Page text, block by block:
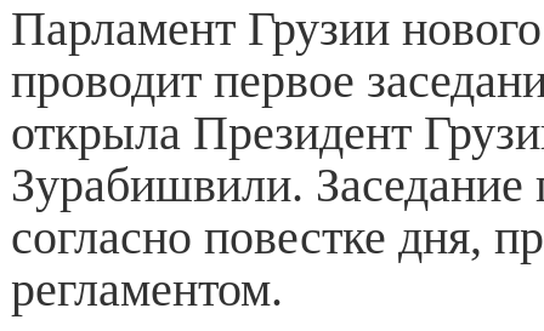
Парламент Грузии
проводит первое
открыла Президент
Зурабишвили. Заседание
согласно повестке дня,
регламентом.